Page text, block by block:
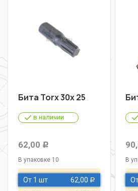
Бита Torx 30х 25
в наличии
62,00 Р
В упаковке 10
От 1 шт 62,00 Р
В